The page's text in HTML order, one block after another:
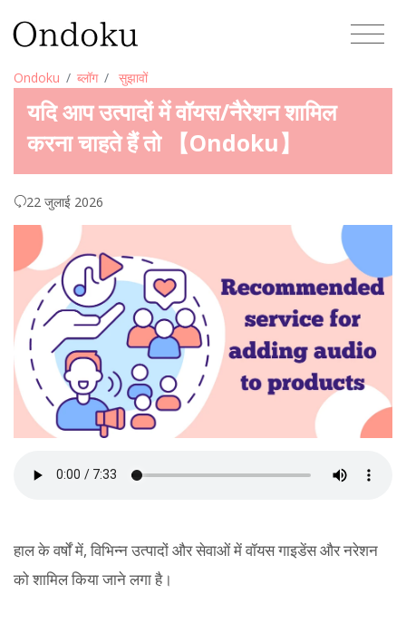
Ondoku ब्लॉग सुझावों
यदि आप उत्पादों में वॉयस/नैरेशन शामिल
करना चाहते हैं तो 【Ondoku】
22 जुलाई 2026
हाल के वर्षों में, विभिन्न उत्पादों और सेवाओं में वॉयस गाइडेंस और नरेशन
को शामिल किया जाने लगा है।